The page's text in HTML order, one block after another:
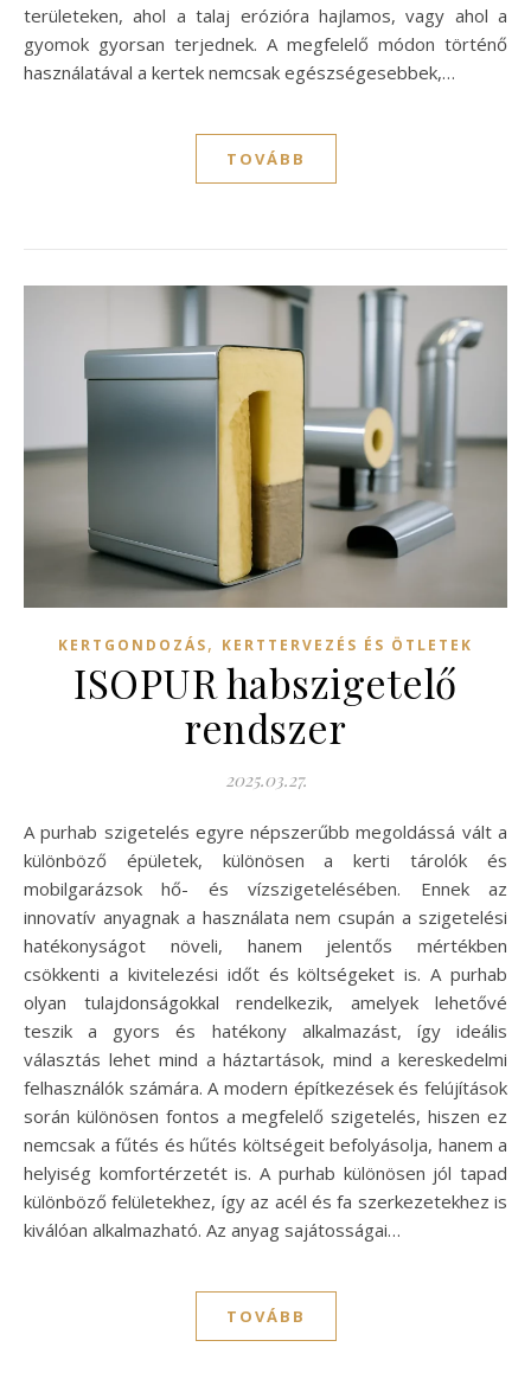
területeken, ahol a talaj erózióra hajlamos, vagy ahol a
gyomok gyorsan terjednek. A megfelelő módon történő
használatával a kertek nemcsak egészségesebbek,…
TOVÁBB
KERTGONDOZÁS, KERTTERVEZÉS ÉS ÖTLETEK
ISOPUR habszigetelő
rendszer
2025.03.27.
A purhab szigetelés egyre népszerűbb megoldássá vált a
különböző épületek, különösen a kerti tárolók és
mobilgarázsok hő- és vízszigetelésében. Ennek az
innovatív anyagnak a használata nem csupán a szigetelési
hatékonyságot növeli, hanem jelentős mértékben
csökkenti a kivitelezési időt és költségeket is. A purhab
olyan tulajdonságokkal rendelkezik, amelyek lehetővé
teszik a gyors és hatékony alkalmazást, így ideális
választás lehet mind a háztartások, mind a kereskedelmi
felhasználók számára. A modern építkezések és felújítások
során különösen fontos a megfelelő szigetelés, hiszen ez
nemcsak a fűtés és hűtés költségeit befolyásolja, hanem a
helyiség komfortérzetét is. A purhab különösen jól tapad
különböző felületekhez, így az acél és fa szerkezetekhez is
kiválóan alkalmazható. Az anyag sajátosságai…
TOVÁBB